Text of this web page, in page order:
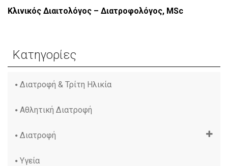
Κλινικός Διαιτολόγος – Διατροφολόγος, MSc
Κατηγορίες
Διατροφή & Τρίτη Ηλικία
Αθλητική Διατροφή
Διατροφή
Υγεία